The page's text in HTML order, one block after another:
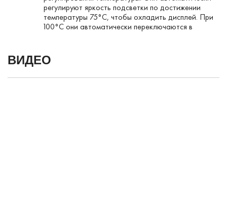
регулируют яркость подсветки по достижении
температуры 75°C, чтобы охладить дисплей. При
100°C они автоматически переключаются в
ВИДЕО